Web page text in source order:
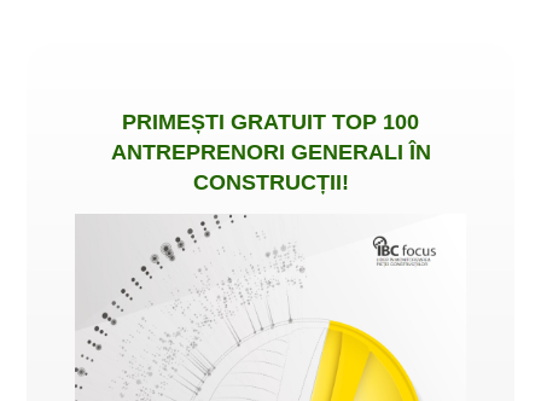
PRIMEȘTI GRATUIT TOP 100
ANTREPRENORI GENERALI ÎN
CONSTRUCȚII!